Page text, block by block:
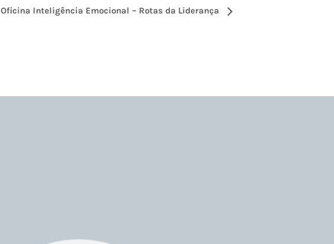
Oficina Inteligência Emocional – Rotas da Liderança